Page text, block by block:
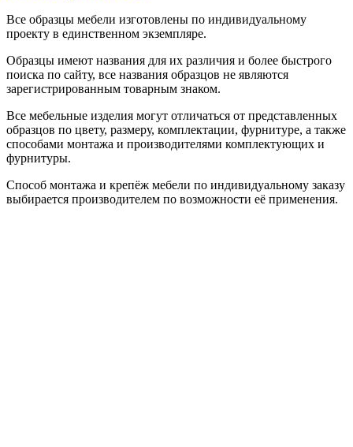
Все образцы мебели изготовлены по индивидуальному
проекту в единственном экземпляре.
Образцы имеют названия для их различия и более быстрого
поиска по сайту, все названия образцов не являются
зарегистрированным товарным знаком.
Все мебельные изделия могут отличаться от представленных
образцов по цвету, размеру, комплектации, фурнитуре, а также
способами монтажа и производителями комплектующих и
фурнитуры.
Способ монтажа и крепёж мебели по индивидуальному заказу
выбирается производителем по возможности её применения.